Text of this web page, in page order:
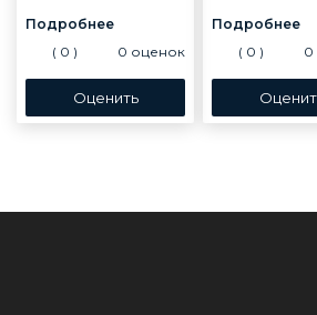
( 0 ) 0 оценок ( 0 ) 0